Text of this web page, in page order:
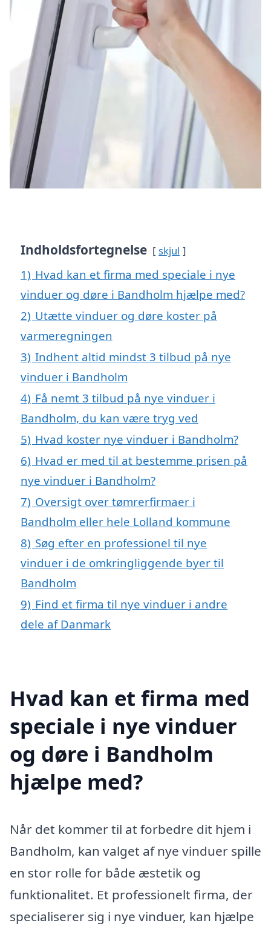
Indholdsfortegnelse skjul
1) Hvad kan et firma med speciale i nye
vinduer og døre i Bandholm hjælpe med?
2) Utætte vinduer og døre koster på
varmeregningen
3) Indhent altid mindst 3 tilbud på nye
vinduer i Bandholm
4) Få nemt 3 tilbud på nye vinduer i
Bandholm, du kan være tryg ved
5) Hvad koster nye vinduer i Bandholm?
6) Hvad er med til at bestemme prisen på
nye vinduer i Bandholm?
7) Oversigt over tømrerfirmaer i
Bandholm eller hele Lolland kommune
8) Søg efter en professionel til nye
vinduer i de omkringliggende byer til
Bandholm
9) Find et firma til nye vinduer i andre
dele af Danmark
Hvad kan et firma med
speciale i nye vinduer
og døre i Bandholm
hjælpe med?
Når det kommer til at forbedre dit hjem i
Bandholm, kan valget af nye vinduer spille
en stor rolle for både æstetik og
funktionalitet. Et professionelt firma, der
specialiserer sig i nye vinduer, kan hjælpe